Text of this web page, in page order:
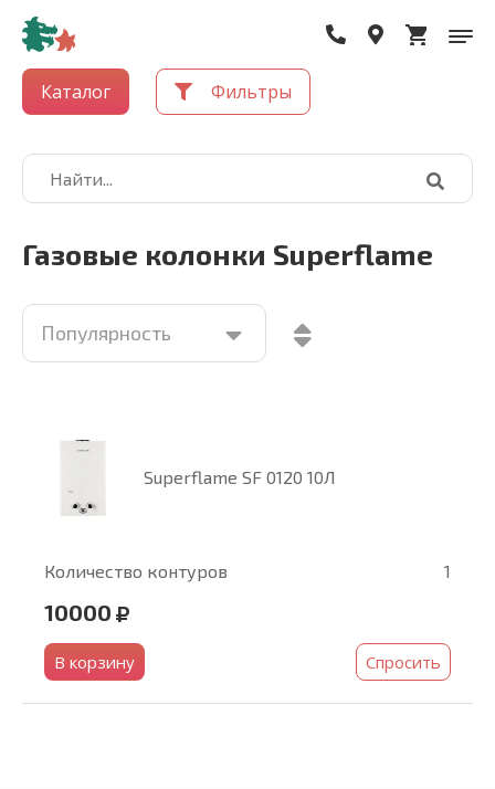
Каталог Фильтры
Газовые колонки Superflame
Superflame SF 0120 10Л
Количество контуров 1
10000
В корзину Спросить